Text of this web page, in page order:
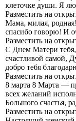
клеточке души. Я
Разместить на
Мама, милая, родная!
спасибо говорю! И
Разместить на
С Днем Матери
счастливой самой,
добро тебя
Разместить на
8 марта 8 Марта —
всех желаний
Большого счастья,
Разместить на